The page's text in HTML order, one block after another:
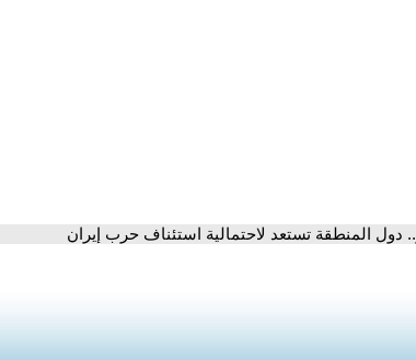
دول المنطقة تستعد لاحتمالية استئناف حرب إيران